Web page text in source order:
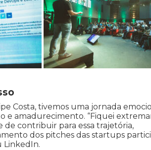
Costa, tivemos uma jornada
e amadurecimento. “Fiquei
contribuir para essa trajetória,
dos pitches das startups
LinkedIn.